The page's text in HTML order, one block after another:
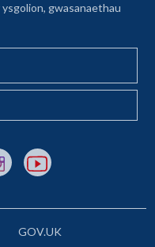
gwasanaethau
yn agor mewn tab newydd
i X (Twitter) yn agor mewn
allanol i Instagram yn agor
Dolen allanol i YouTube
GOV.UK